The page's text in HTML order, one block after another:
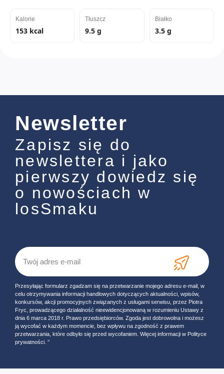
Kalorie
153 kcal
Tłuszcz
9.5 g
Białko
3.5 g
Newsletter
Zapisz się do
newslettera i jako
pierwszy dowiedz się
o nowościach w
losSmaku
Przesyłając formularz zgadzam się na przetwarzanie mojego adresu e-mail, w
celu otrzymywania informacji handlowych dotyczących aktualności, wpisów,
konkursów, akcji promocyjnych związanych z usługami serwisu, przez Piotra
Fryc, prowadzącego działalność nieewidencjonowaną w rozumieniu Ustawy z
dnia 6 marca 2018 r. Prawo przedsiębiorców. Zgoda jest dobrowolna i możesz
ją wycofać w każdym momencie, bez wpływu na zgodność z prawem
przetwarzania, które odbyło się przed wycofaniem. Więcej informacji w Polityce
prywatności. ‘’